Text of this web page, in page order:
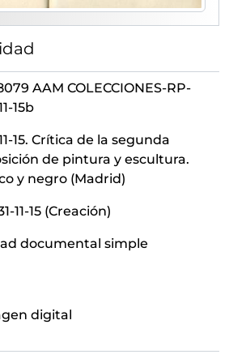
AAM COLECCIONES-RP-
15b
15. Crítica de la segunda
de pintura y escultura.
y negro (Madrid)
11-15 (Creación)
documental simple
digital